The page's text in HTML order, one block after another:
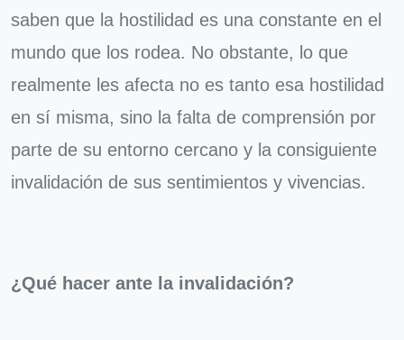
saben que la hostilidad es una constante en el
mundo que los rodea. No obstante, lo que
realmente les afecta no es tanto esa hostilidad
en sí misma, sino la falta de comprensión por
parte de su entorno cercano y la consiguiente
invalidación de sus sentimientos y vivencias.
¿Qué hacer ante la invalidación?